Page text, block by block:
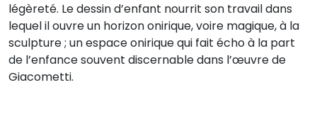
légèreté. Le dessin d’enfant nourrit son travail dans
lequel il ouvre un horizon onirique, voire magique, à la
sculpture ; un espace onirique qui fait écho à la part
de l’enfance souvent discernable dans l’œuvre de
Giacometti.